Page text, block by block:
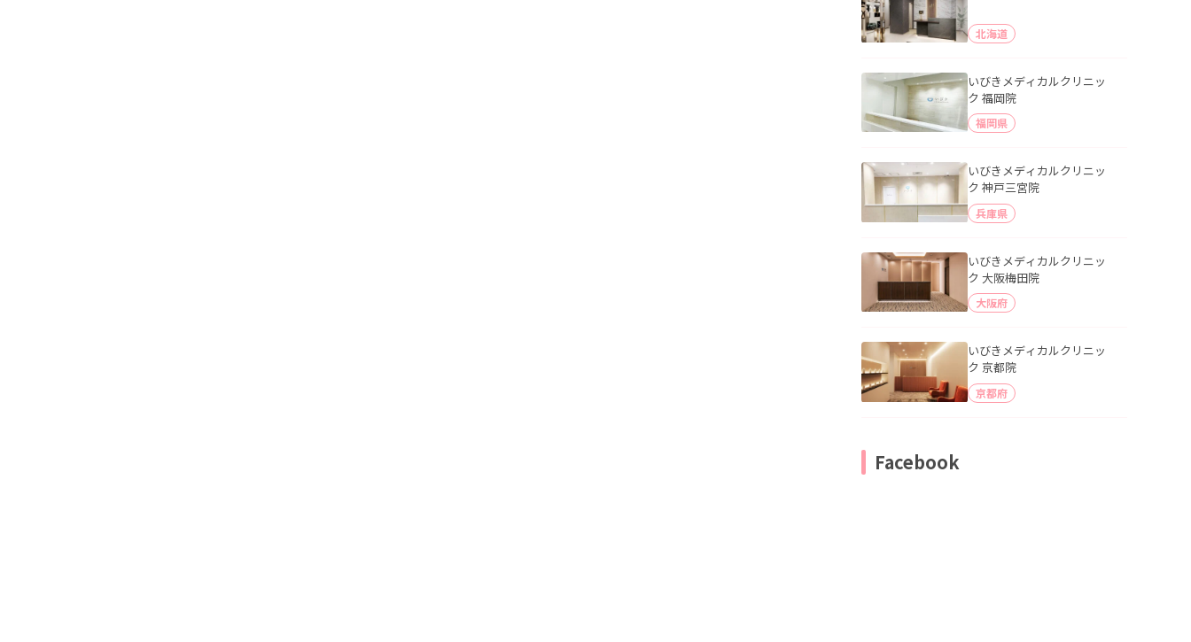
北海道
いびきメディカルクリニッ
ク 福岡院
福岡県
いびきメディカルクリニッ
ク 神戸三宮院
兵庫県
いびきメディカルクリニッ
ク 大阪梅田院
大阪府
いびきメディカルクリニッ
ク 京都院
京都府
Facebook